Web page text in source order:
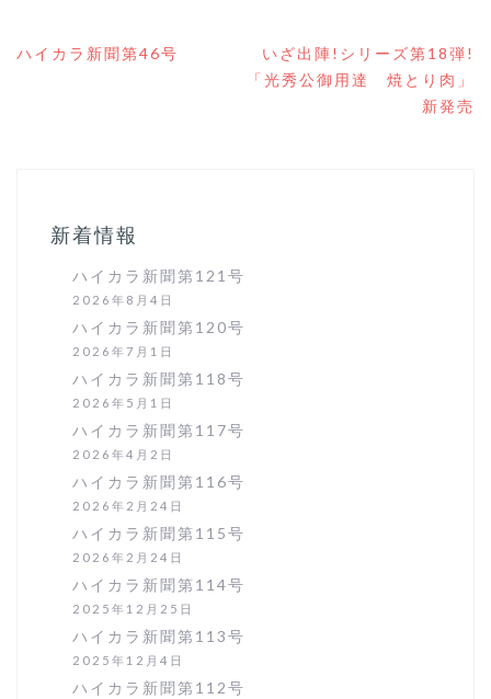
投
ハイカラ新聞第46号
いざ出陣!シリーズ第18弾!
「光秀公御用達 焼とり肉」
新発売
新着情報
ハイカラ新聞第121号
2026年8月4日
ハイカラ新聞第120号
2026年7月1日
ハイカラ新聞第118号
2026年5月1日
ハイカラ新聞第117号
2026年4月2日
ハイカラ新聞第116号
2026年2月24日
ハイカラ新聞第115号
2026年2月24日
ハイカラ新聞第114号
2025年12月25日
ハイカラ新聞第113号
2025年12月4日
ハイカラ新聞第112号